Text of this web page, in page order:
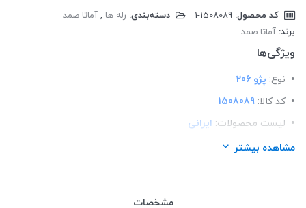
کد محصول: دسته‌بندی: رله ها ,آماتا صمد
برند: آماتا صمد
ویژگی‌ها
نوع: پژو 206
کد کالا: 1508089
لیست محصولات: ایرانی
برند:اماتا صمد
مشاهده بیشتر
مشخصات